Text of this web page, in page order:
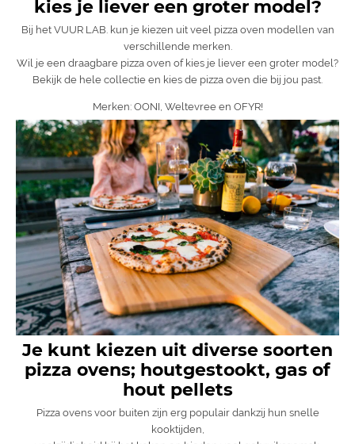
kies je liever een groter model?
Bij het VUUR LAB. kun je kiezen uit veel pizza oven modellen van
verschillende merken.
Wil je een draagbare pizza oven of kies je liever een groter model?
Bekijk de hele collectie en kies de pizza oven die bij jou past.
Merken: OONI, Weltevree en OFYR!
Je kunt kiezen uit diverse soorten
pizza ovens; houtgestookt, gas of
hout pellets
Pizza ovens voor buiten zijn erg populair dankzij hun snelle
kooktijden,